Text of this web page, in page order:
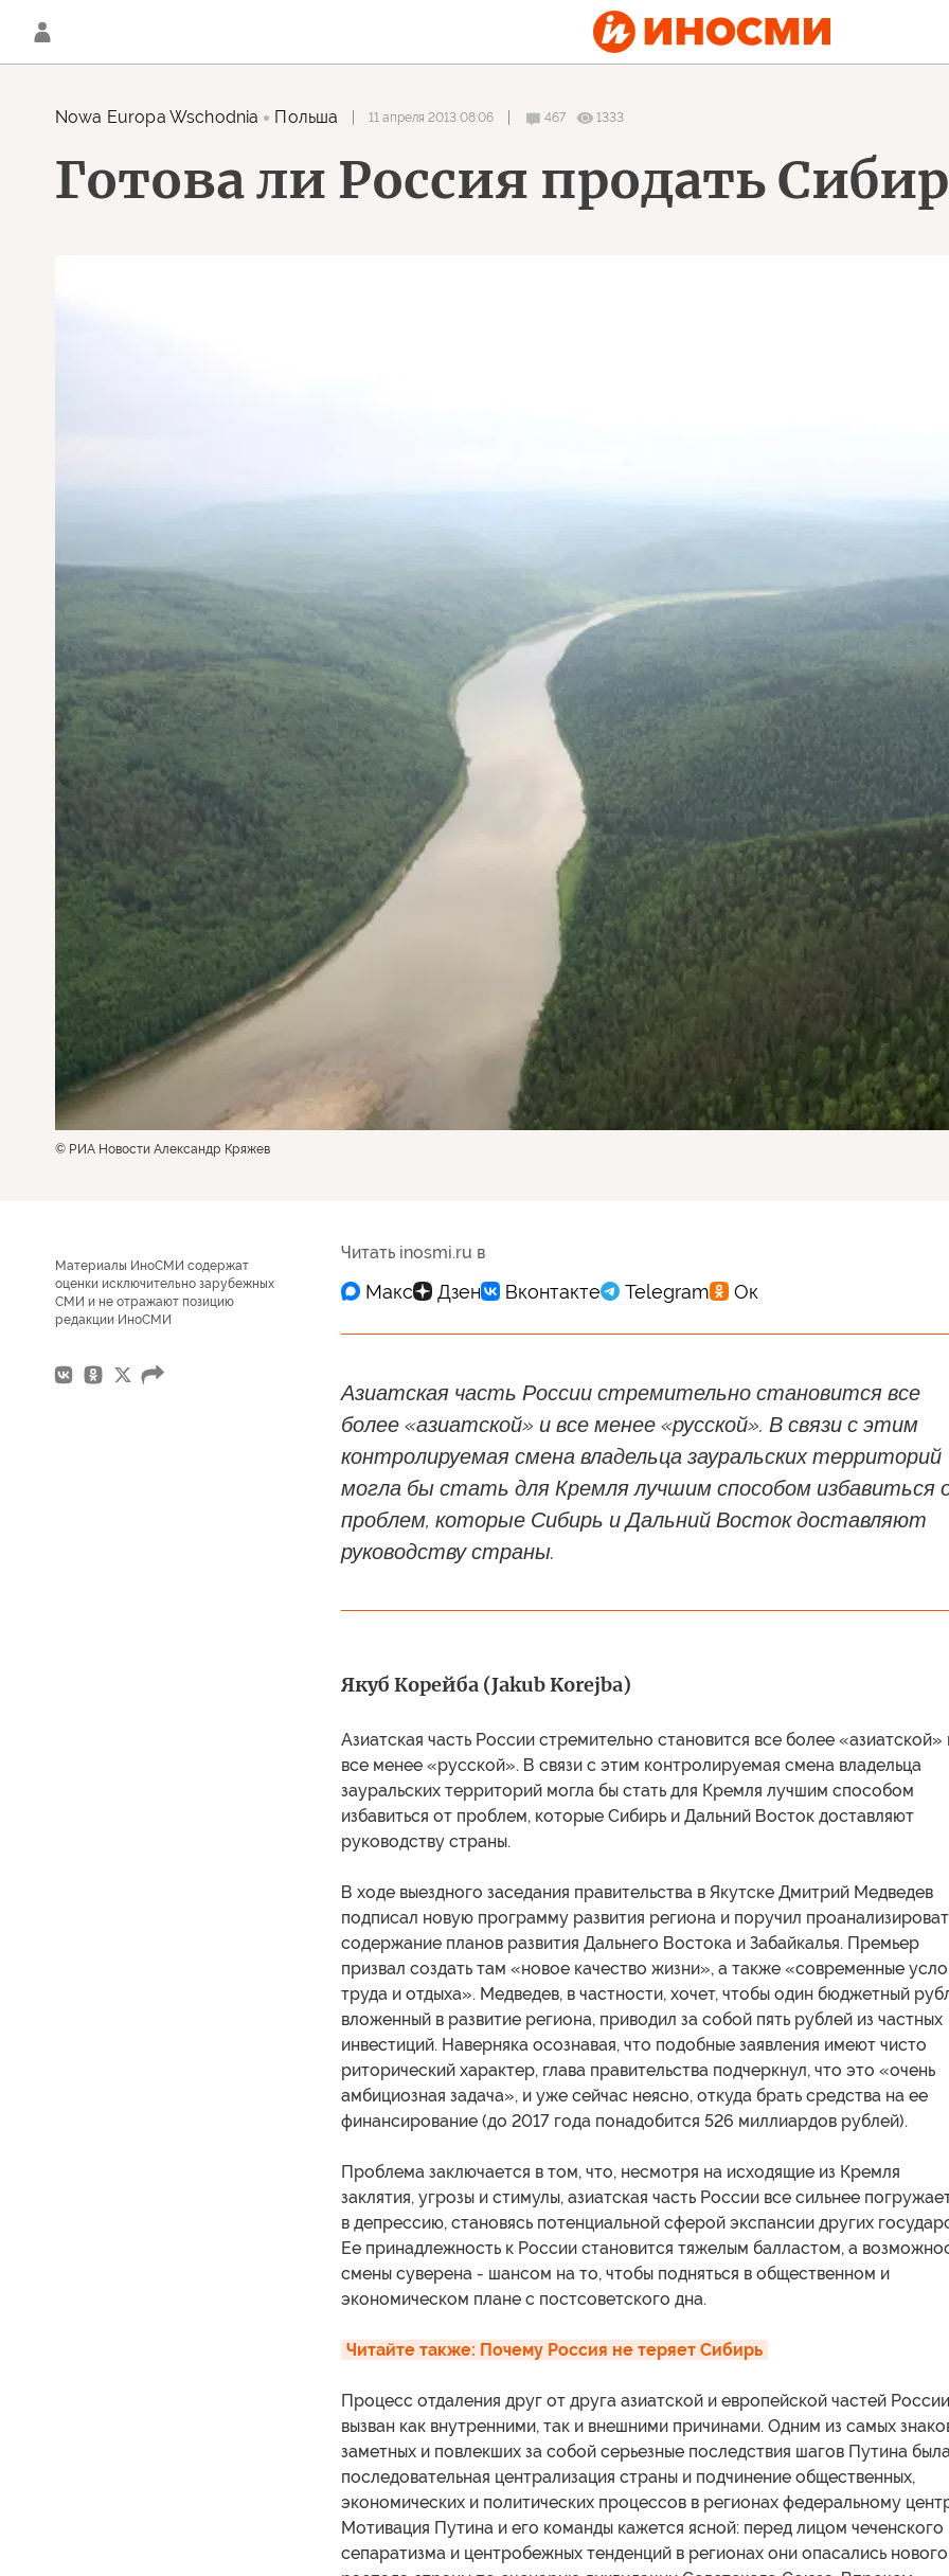
Nowa Europa Wschodnia Польша 11 апреля 2013 08:06 467 1333
Готова ли Россия продать
© РИА Новости Александр Кряжев
Материалы ИноСМИ содержат
оценки исключительно зарубежных
СМИ и не отражают позицию
редакции ИноСМИ
Читать inosmi.ru в
Азиатская часть России стремительно становится все
более «азиатской» и все менее «русской». В связи с этим
контролируемая смена владельца зауральских территорий
могла бы стать для Кремля лучшим способом избавиться
проблем, которые Сибирь и Дальний Восток доставляют
руководству страны.
Якуб Корейба (Jakub Korejba)
Азиатская часть России стремительно становится все более «азиатской»
все менее «русской». В связи с этим контролируемая смена владельца
зауральских территорий могла бы стать для Кремля лучшим способом
избавиться от проблем, которые Сибирь и Дальний Восток доставляют
руководству страны.
В ходе выездного заседания правительства в Якутске Дмитрий Медведев
подписал новую программу развития региона и поручил
содержание планов развития Дальнего Востока и Забайкалья. Премьер
призвал создать там «новое качество жизни», а также «современные
труда и отдыха». Медведев, в частности, хочет, чтобы один бюджетный
вложенный в развитие региона, приводил за собой пять рублей из частных
инвестиций. Наверняка осознавая, что подобные заявления имеют чисто
риторический характер, глава правительства подчеркнул, что это «очень
амбициозная задача», и уже сейчас неясно, откуда брать средства на ее
финансирование (до 2017 года понадобится 526 миллиардов рублей).
Проблема заключается в том, что, несмотря на исходящие из Кремля
заклятия, угрозы и стимулы, азиатская часть России все сильнее
в депрессию, становясь потенциальной сферой экспансии других
Ее принадлежность к России становится тяжелым балластом, а
смены суверена - шансом на то, чтобы подняться в общественном и
экономическом плане с постсоветского дна.
Читайте также: Почему Россия не теряет Сибирь
Процесс отдаления друг от друга азиатской и европейской частей России
вызван как внутренними, так и внешними причинами. Одним из самых
заметных и повлекших за собой серьезные последствия шагов Путина
последовательная централизация страны и подчинение общественных,
экономических и политических процессов в регионах федеральному
Мотивация Путина и его команды кажется ясной: перед лицом чеченского
сепаратизма и центробежных тенденций в регионах они опасались нового